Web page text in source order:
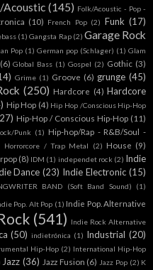
Acoustic (145) Folk/Acoustic - Pop -
(10) French Pop (2) Funk (17)
(1) Gangsta Rap (2) Garage Rock
Pop (1) German pop (Schlager) (1) Glam
(6) Global Bass (1) Gospel (2) Gothic (3)
Grime (1) Groove (6) grunge (45)
(250) Hardcore (4) Hardcore
Hip Hop (4) Hip Hop /Conscious Hip-Hop
Hip-Hop / Conscious Hip-Hop (11)
Punk (1) Hip-hop/Rap - R&B/Soul -
Horrorcore / Trap Metal (2) House (9)
(8) IDM (1) independet rock (2) Indie
Dance (23) Indie Electronic (15)
BAND (Soft Band Sound) (1)
Pop. Alt Pop (1) Indie Pop. Alternative
(541) Indie Rock Alternative
(50) indietrónica (1) Industrial (20)
Hip-Hop (2) International Hip-Hop
Jazz (36) Jazz Fusion (6) Jazz Pop (2) K